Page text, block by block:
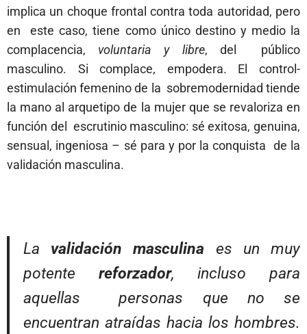
implica un choque frontal contra toda autoridad, pero
en este caso, tiene como único destino y medio la
complacencia, voluntaria y libre, del público
masculino. Si complace, empodera. El control-
estimulación femenino de la sobremodernidad tiende
la mano al arquetipo de la mujer que se revaloriza en
función del escrutinio masculino: sé exitosa, genuina,
sensual, ingeniosa – sé para y por la conquista de la
validación masculina.
La validación masculina es un muy
potente reforzador, incluso para
aquellas personas que no se
encuentran atraídas hacia los hombres.